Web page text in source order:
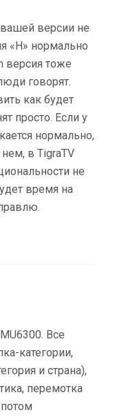
версии не
«H» нормально
версия тоже
говорят.
как будет
просто. Если у
нормально,
нем, в TigraTV
не
время на
Все
категории,
и страна),
перемотка